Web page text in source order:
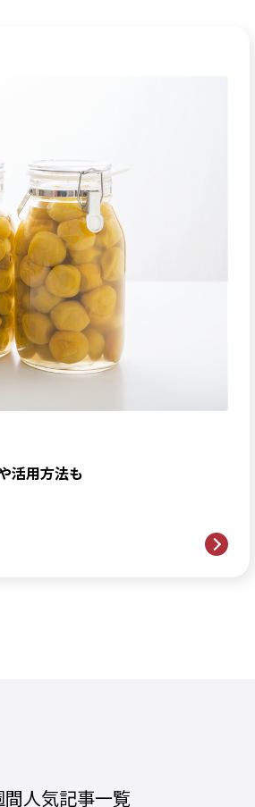
活用方法も
間人気記事一覧